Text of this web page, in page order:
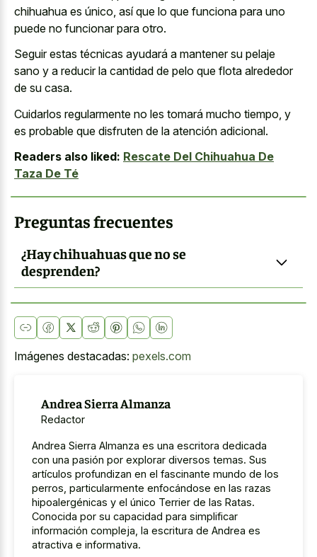
chihuahua es único, así que lo que funciona para uno
puede no funcionar para otro.
Seguir estas técnicas ayudará a mantener su pelaje
sano y a reducir la cantidad de pelo que flota alrededor
de su casa.
Cuidarlos regularmente no les tomará mucho tiempo, y
es probable que disfruten de la atención adicional.
Readers also liked: Rescate Del Chihuahua De
Taza De Té
Preguntas frecuentes
¿Hay chihuahuas que no se
desprenden?
Imágenes destacadas: pexels.com
Andrea Sierra Almanza
Redactor
Andrea Sierra Almanza es una escritora dedicada
con una pasión por explorar diversos temas. Sus
artículos profundizan en el fascinante mundo de los
perros, particularmente enfocándose en las razas
hipoalergénicas y el único Terrier de las Ratas.
Conocida por su capacidad para simplificar
información compleja, la escritura de Andrea es
atractiva e informativa.